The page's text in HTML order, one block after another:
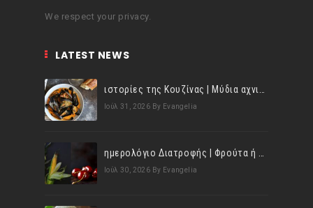
We respect your privacy.
LATEST NEWS
Ιούλ 31, 2026 By Evangelia
Ιούλ 30, 2026 By Evangelia